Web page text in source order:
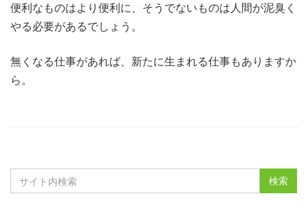
便利なものはより便利に、そうでないものは人間が泥臭く
やる必要があるでしょう。
無くなる仕事があれば、新たに生まれる仕事もありますか
ら。